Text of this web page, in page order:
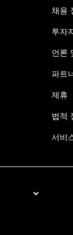
채용
투자
언론
파트
제휴
법적
서비